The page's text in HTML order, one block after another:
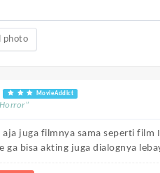
photo
MovieAddict
juga filmnya sama seperti film I
ga bisa akting juga dialognya